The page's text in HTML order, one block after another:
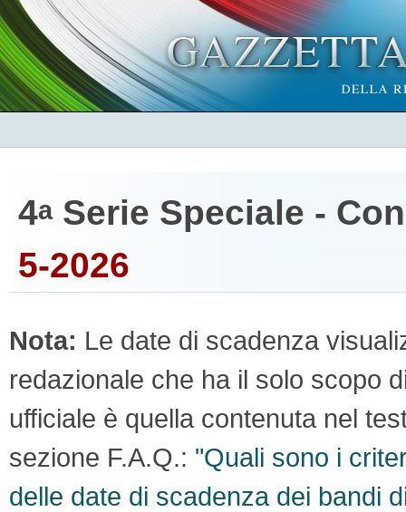
4aSerie Speciale -
5-2026
Nota: Le date di scadenza
redazionale che ha il solo scopo
ufficiale è quella contenuta nel
sezione F.A.Q.: "Quali sono i
delle date di scadenza dei bandi